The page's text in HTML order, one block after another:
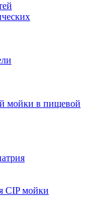
мойки в пищевой
CIP мойки